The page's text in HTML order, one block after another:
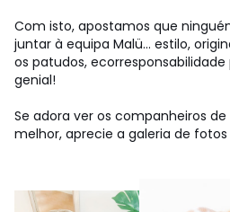
Com isto, apostamos que
juntar à equipa Malü... estilo,
os patudos,
genial!
Se adora ver os companheiros
melhor, aprecie a galeria de fotos